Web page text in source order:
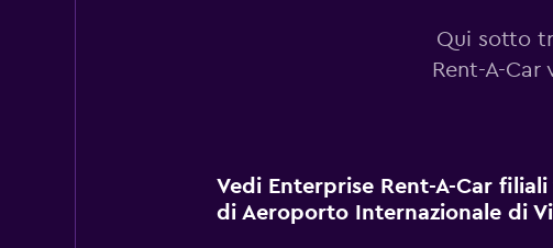
Qui sotto
Rent-A-
Vedi Enterprise Rent-A-Car
di Aeroporto Internazionale di